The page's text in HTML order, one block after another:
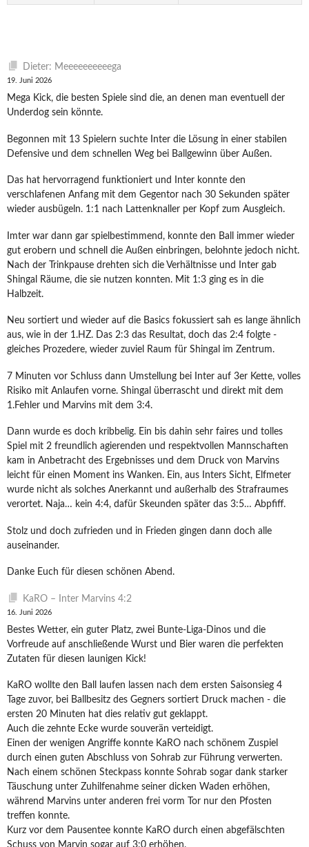
Dieter: Meeeeeeeeeega
19. Juni 2026
Mega Kick, die besten Spiele sind die, an denen man eventuell der
Underdog sein könnte.
Begonnen mit 13 Spielern suchte Inter die Lösung in einer stabilen
Defensive und dem schnellen Weg bei Ballgewinn über Außen.
Das hat hervorragend funktioniert und Inter konnte den
verschlafenen Anfang mit dem Gegentor nach 30 Sekunden später
wieder ausbügeln. 1:1 nach Lattenknaller per Kopf zum Ausgleich.
Imter war dann gar spielbestimmend, konnte den Ball immer wieder
gut erobern und schnell die Außen einbringen, belohnte jedoch nicht.
Nach der Trinkpause drehten sich die Verhältnisse und Inter gab
Shingal Räume, die sie nutzen konnten. Mit 1:3 ging es in die
Halbzeit.
Neu sortiert und wieder auf die Basics fokussiert sah es lange ähnlich
aus, wie in der 1.HZ. Das 2:3 das Resultat, doch das 2:4 folgte -
gleiches Prozedere, wieder zuviel Raum für Shingal im Zentrum.
7 Minuten vor Schluss dann Umstellung bei Inter auf 3er Kette, volles
Risiko mit Anlaufen vorne. Shingal überrascht und direkt mit dem
1.Fehler und Marvins mit dem 3:4.
Dann wurde es doch kribbelig. Ein bis dahin sehr faires und tolles
Spiel mit 2 freundlich agierenden und respektvollen Mannschaften
kam in Anbetracht des Ergebnisses und dem Druck von Marvins
leicht für einen Moment ins Wanken. Ein, aus Inters Sicht, Elfmeter
wurde nicht als solches Anerkannt und außerhalb des Strafraumes
verortet. Naja… kein 4:4, dafür Skeunden später das 3:5… Abpfiff.
Stolz und doch zufrieden und in Frieden gingen dann doch alle
auseinander.
Danke Euch für diesen schönen Abend.
KaRO – Inter Marvins 4:2
16. Juni 2026
Bestes Wetter, ein guter Platz, zwei Bunte-Liga-Dinos und die
Vorfreude auf anschließende Wurst und Bier waren die perfekten
Zutaten für diesen launigen Kick!
KaRO wollte den Ball laufen lassen nach dem ersten Saisonsieg 4
Tage zuvor, bei Ballbesitz des Gegners sortiert Druck machen - die
ersten 20 Minuten hat dies relativ gut geklappt.
Auch die zehnte Ecke wurde souverän verteidigt.
Einen der wenigen Angriffe konnte KaRO nach schönem Zuspiel
durch einen guten Abschluss von Sohrab zur Führung verwerten.
Nach einem schönen Steckpass konnte Sohrab sogar dank starker
Täuschung unter Zuhilfenahme seiner dicken Waden erhöhen,
während Marvins unter anderen frei vorm Tor nur den Pfosten
treffen konnte.
Kurz vor dem Pausentee konnte KaRO durch einen abgefälschten
Schuss von Marvin sogar auf 3:0 erhöhen.